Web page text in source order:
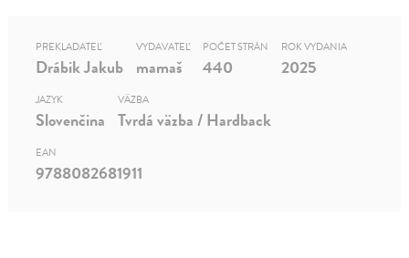
PREKLADATEĽ
Drábik Jakub
VYDAVATEĽ
mamaš
POČET STRÁN
440
ROK VYDANIA
2025
JAZYK
Slovenčina
VÄZBA
Tvrdá väzba / Hardback
EAN
9788082681911